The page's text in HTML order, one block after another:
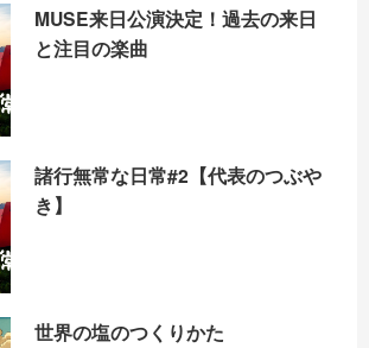
MUSE来日公演決定！過去の来日
と注目の楽曲
諸行無常な日常#2【代表のつぶや
き】
世界の塩のつくりかた